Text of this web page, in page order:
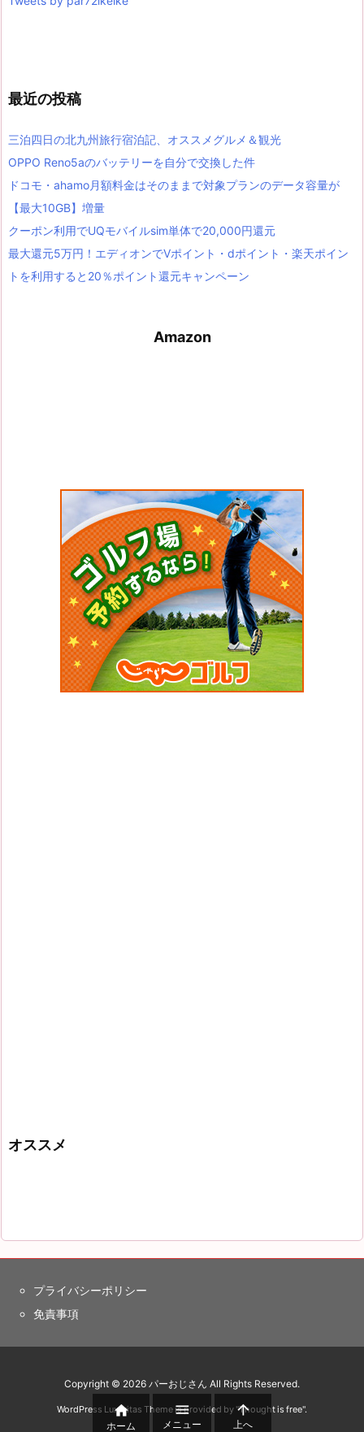
最近の投稿
三泊四日の北九州旅行宿泊記、オススメグルメ＆観光
OPPO Reno5aのバッテリーを自分で交換した件
ドコモ・ahamo月額料金はそのままで対象プランのデータ容量が
【最大10GB】増量
クーポン利用でUQモバイルsim単体で20,000円還元
最大還元5万円！エディオンでVポイント・dポイント・楽天ポイン
トを利用すると20％ポイント還元キャンペーン
Amazon
オススメ
プライバシーポリシー
免責事項
Copyright © 2026 パーおじさん All Rights Reserved.
WordPress Luxeritas Theme is provided by "Thought is free".

ホーム

メニュー

上へ